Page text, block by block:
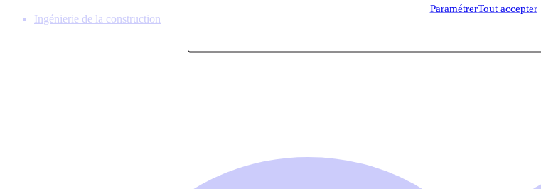
ParamétrerTout accepter
Ingénierie de la construction